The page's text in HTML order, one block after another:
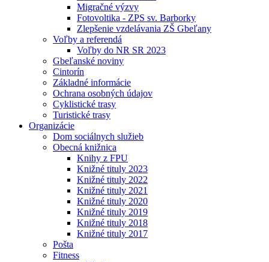
Migračné výzvy
Fotovoltika - ZPS sv. Barborky
Zlepšenie vzdelávania ZŠ Gbeľany
Voľby a referendá
Voľby do NR SR 2023
Gbeľanské noviny
Cintorín
Základné informácie
Ochrana osobných údajov
Cyklistické trasy
Turistické trasy
Organizácie
Dom sociálnych služieb
Obecná knižnica
Knihy z FPU
Knižné tituly 2023
Knižné tituly 2022
Knižné tituly 2021
Knižné tituly 2020
Knižné tituly 2019
Knižné tituly 2018
Knižné tituly 2017
Pošta
Fitness